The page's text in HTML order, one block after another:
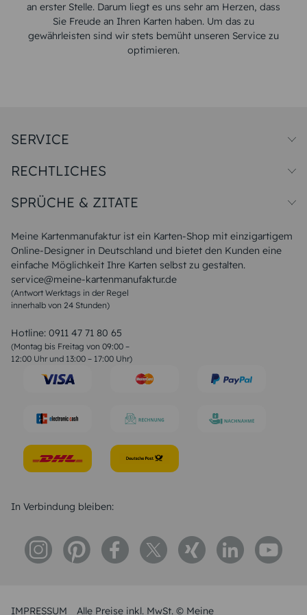
an erster Stelle. Darum liegt es uns sehr am Herzen, dass
Sie Freude an Ihren Karten haben. Um das zu
gewährleisten sind wir stets bemüht unseren Service zu
optimieren.
Meine Kartenmanufaktur ist ein Karten-Shop mit einzigartigem
Online-Designer in Deutschland und bietet den Kunden eine
einfache Möglichkeit Ihre Karten selbst zu gestalten.
service@meine-kartenmanufaktur.de
(Antwort Werktags in der Regel
innerhalb von 24 Stunden)
Hotline: 0911 47 71 80 65
(Montag bis Freitag von 09:00 –
12:00 Uhr und 13:00 – 17:00 Uhr)
SERVICE
Papiersorten
Unsere Produktion
Magazin
FAQ
RECHTLICHES
Widerrufsbelehrung
SPRÜCHE & ZITATE
Liebeskummer Sprüche
Sommer Sprüche
Muttertagssprüche
Sprüche zur Hochzeit
Sprüche zur Konfirmation & Kommunion
Weihnachtsgedichte
Liebessprüche
Geburtstagssprüche
Trauersprüche
Konfirmation Glückwünsche
IMPRESSUM Alle Preise inkl. MwSt. © Meine
In Verbindung bleiben: